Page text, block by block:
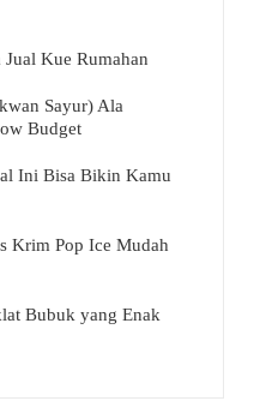
Kue Rumahan
Sayur) Ala
Budget
Ini Bisa Bikin Kamu
Krim Pop Ice Mudah
Bubuk yang Enak